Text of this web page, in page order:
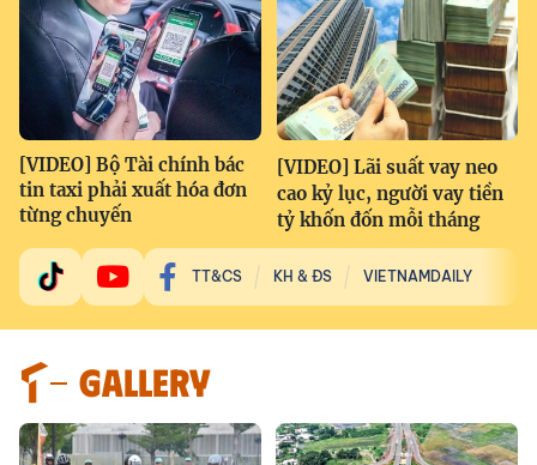
[VIDEO] Bộ Tài chính bác
tin taxi phải xuất hóa đơn
từng chuyến
[VIDEO] Lãi suất vay neo
cao kỷ lục, người vay tiền
tỷ khốn đốn mỗi tháng
TT&CS KH & ĐS VIETNAMDAILY
GALLERY